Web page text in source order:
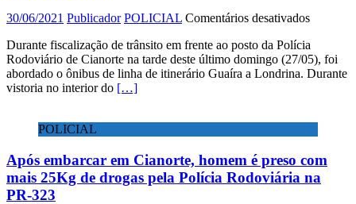
30/06/2021 Publicador POLICIAL Comentários desativadosem
de
Cianorte
apreende
avaliada
em
200
Durante fiscalização de trânsito em frente ao posto da Polícia
Rodoviário de Cianorte na tarde deste último domingo (27/05), foi
abordado o ônibus de linha de itinerário Guaíra a Londrina. Durante
vistoria no interior do […]
POLICIAL
Após embarcar em Cianorte, homem é preso com
mais 25Kg de drogas pela Polícia Rodoviária na
PR-323